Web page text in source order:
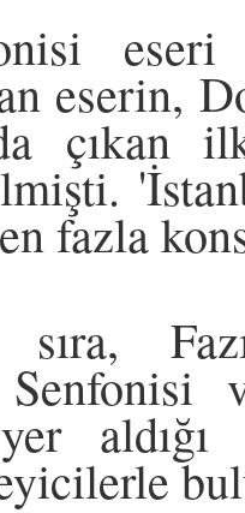
eserin,
çıkan
fazla
yer